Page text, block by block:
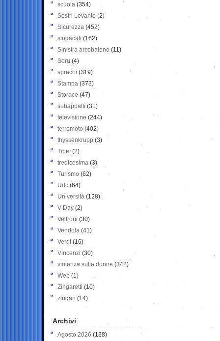
scuola (354)
Sestri Levante (2)
Sicurezza (452)
sindacati (162)
Sinistra arcobaleno (11)
Soru (4)
sprechi (319)
Stampa (373)
Storace (47)
subappalti (31)
televisione(244)
terremoto (402)
thyssenkrupp (3)
Tibet(2)
tredicesima (3)
Turismo (62)
Udc (64)
Università (128)
V-Day (2)
Veltroni (30)
Vendola (41)
Verdi (16)
Vincenzi (30)
violenza sulle donne (342)
Web (1)
Zingaretti (10)
zingari (14)
Archivi
Agosto 2026 (138)